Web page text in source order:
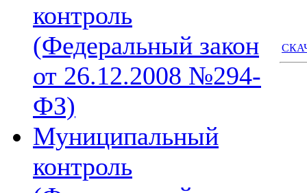
контроль
(Федеральный закон
от 26.12.2008 №294-
ФЗ)
Муниципальный
контроль